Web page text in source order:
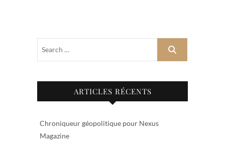
ARTICLES RÉCENTS
Chroniqueur géopolitique pour Nexus
Magazine